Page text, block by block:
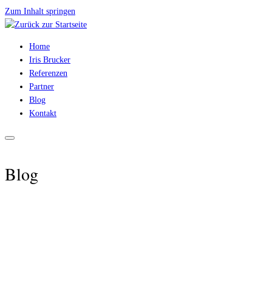
Zum Inhalt springen
Home
Iris Brucker
Referenzen
Partner
Blog
Kontakt
Blog